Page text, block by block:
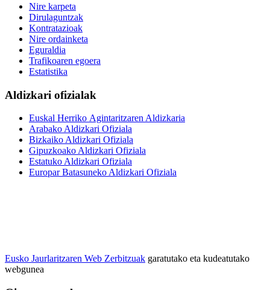
Nire karpeta
Dirulaguntzak
Kontratazioak
Nire ordainketa
Eguraldia
Trafikoaren egoera
Estatistika
Aldizkari ofizialak
Euskal Herriko Agintaritzaren Aldizkaria
Arabako Aldizkari Ofiziala
Bizkaiko Aldizkari Ofiziala
Gipuzkoako Aldizkari Ofiziala
Estatuko Aldizkari Ofiziala
Europar Batasuneko Aldizkari Ofiziala
Eusko Jaurlaritzaren Web Zerbitzuak garatutako eta kudeatutako
webgunea